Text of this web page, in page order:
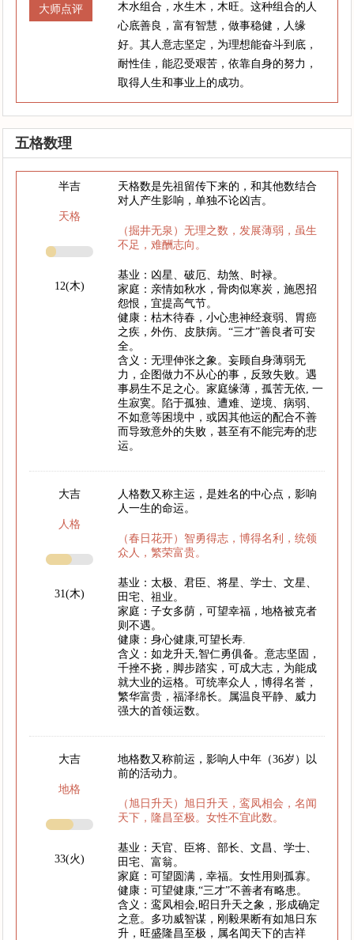
大师点评
木水组合，水生木，木旺。这种组合的人
心底善良，富有智慧，做事稳健，人缘
好。其人意志坚定，为理想能奋斗到底，
耐性佳，能忍受艰苦，依靠自身的努力，
取得人生和事业上的成功。
五格数理
半吉
天格
12(木)
天格数是先祖留传下来的，和其他数结合
对人产生影响，单独不论凶吉。
（掘井无泉）无理之数，发展薄弱，虽生
不足，难酬志向。
基业：凶星、破厄、劫煞、时禄。
家庭：亲情如秋水，骨肉似寒炭，施恩招
怨恨，宜提高气节。
健康：枯木待春，小心患神经衰弱、胃癌
之疾，外伤、皮肤病。“三才”善良者可安
全。
含义：无理伸张之象。妄顾自身薄弱无
力，企图做力不从心的事，反致失败。遇
事易生不足之心。家庭缘薄，孤苦无依, 一
生寂寞。陷于孤独、遭难、逆境、病弱、
不如意等困境中，或因其他运的配合不善
而导致意外的失败，甚至有不能完寿的悲
运。
大吉
人格
31(木)
人格数又称主运，是姓名的中心点，影响
人一生的命运。
（春日花开）智勇得志，博得名利，统领
众人，繁荣富贵。
基业：太极、君臣、将星、学士、文星、
田宅、祖业。
家庭：子女多荫，可望幸福，地格被克者
则不遇。
健康：身心健康,可望长寿.
含义：如龙升天,智仁勇俱备。意志坚固，
千挫不挠，脚步踏实，可成大志，为能成
就大业的运格。可统率众人，博得名誉，
繁华富贵，福泽绵长。属温良平静、威力
强大的首领运数。
大吉
地格
33(火)
地格数又称前运，影响人中年（36岁）以
前的活动力。
（旭日升天）旭日升天，鸾凤相会，名闻
天下，隆昌至极。女性不宜此数。
基业：天官、臣将、部长、文昌、学士、
田宅、富翁。
家庭：可望圆满，幸福。女性用则孤寡。
健康：可望健康,“三才”不善者有略患。
含义：鸾凤相会,昭日升天之象，形成确定
之意。多功威智谋，刚毅果断有如旭日东
升，旺盛隆昌至极，属名闻天下的吉祥